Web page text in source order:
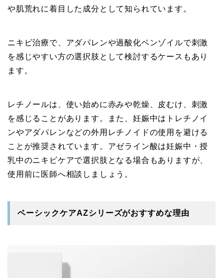
や肌荒れに着目した成分として知られています。
ニキビ治療で、アダパレンや過酸化ベンゾイルで刺激
を感じやすい方の選択肢として検討するケースもあり
ます。
レチノールは、使い始めに赤みや乾燥、皮むけ、刺激
を感じることがあります。また、妊娠中はトレチノイ
ンやアダパレンなどの外用レチノイドの使用を避ける
ことが推奨されています。アゼライン酸は妊娠中・授
乳中のニキビケアで選択肢となる場合もありますが、
使用前に医師へ相談しましょう。
ベーシックケアAZシリーズがおすすめな理由